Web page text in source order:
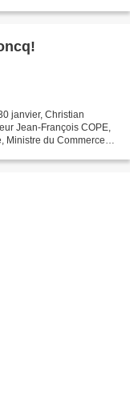
janvier, Christian
Jean-François COPE,
Ministre du Commerce